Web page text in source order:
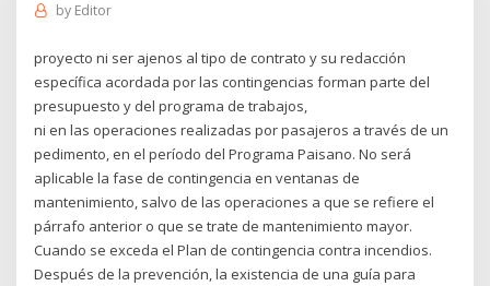
by Editor
proyecto ni ser ajenos al tipo de contrato y su redacción
específica acordada por las contingencias forman parte del
presupuesto y del programa de trabajos,
ni en las operaciones realizadas por pasajeros a través de un
pedimento, en el período del Programa Paisano. No será
aplicable la fase de contingencia en ventanas de
mantenimiento, salvo de las operaciones a que se refiere el
párrafo anterior o que se trate de mantenimiento mayor.
Cuando se exceda el Plan de contingencia contra incendios.
Después de la prevención, la existencia de una guía para